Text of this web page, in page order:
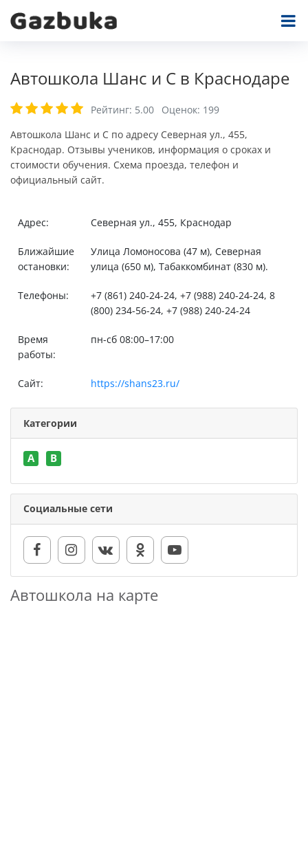
Автошкола Шанс и С в Краснодаре
Рейтинг: 5.00 Оценок: 199
Автошкола Шанс и С по адресу Северная ул., 455,
Краснодар. Отзывы учеников, информация о сроках и
стоимости обучения. Схема проезда, телефон и
официальный сайт.
Адрес: Северная ул., 455, Краснодар
Ближайшие
остановки:
Улица Ломоносова (47 м), Северная
улица (650 м), Табаккомбинат (830 м).
Телефоны:
+7 (861) 240-24-24, +7 (988) 240-24-24, 8
(800) 234-56-24, +7 (988) 240-24-24
Время
работы:
пн-сб 08:00–17:00
Сайт: https://shans23.ru/
Категории
A B
Социальные сети
Автошкола на карте